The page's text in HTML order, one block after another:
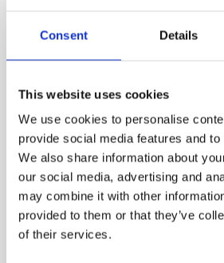
Consent Details
This website uses cookies
We use cookies to personalise
provide social media features and
We also share information about
our social media, advertising and
may combine it with other
provided to them or that they’ve
of their services.
desinfección UV en todo el
crear un mundo más sostenible.
seleccionados, con actividad en
Las continuas actividades de
innovación han hecho posible
ofrecer soluciones de vanguardia
necesidades diversas en distintas
experiencia global combinada con